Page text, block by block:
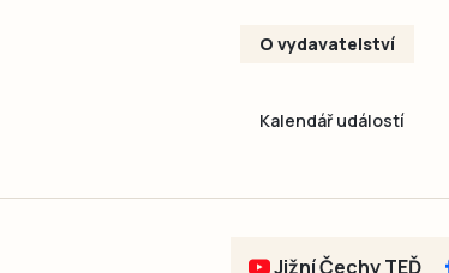
O vydavatelství
Kalendář událostí
Jižní Čechy TEĎ